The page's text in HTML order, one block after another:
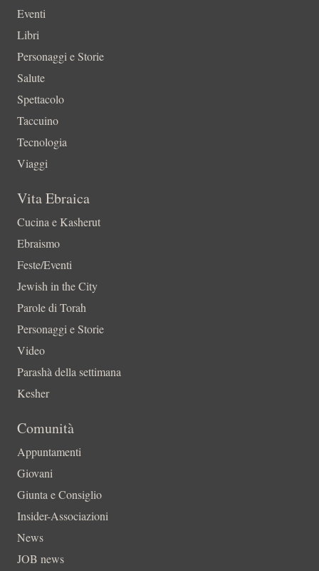
Eventi
Libri
Personaggi e Storie
Salute
Spettacolo
Taccuino
Tecnologia
Viaggi
Vita Ebraica
Cucina e Kasherut
Ebraismo
Feste/Eventi
Jewish in the City
Parole di Torah
Personaggi e Storie
Video
Parashà della settimana
Kesher
Comunità
Appuntamenti
Giovani
Giunta e Consiglio
Insider-Associazioni
News
JOB news